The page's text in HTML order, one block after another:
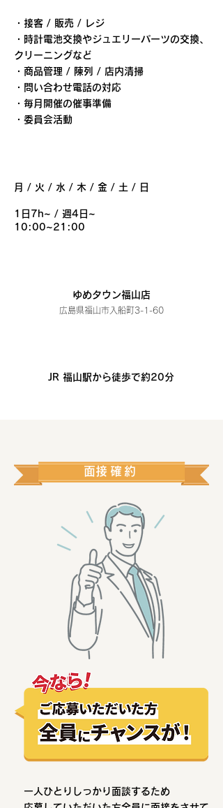
・接客 / 販売 / レジ
・時計電池交換やジュエリーパーツの交換、
クリーニングなど
・商品管理 / 陳列 / 店内清掃
・問い合わせ電話の対応
・毎月開催の催事準備
・委員会活動
月 / 火 / 水 / 木 / 金 / 土 / 日
1日7h~ / 週4日~
10:00~21:00
ゆめタウン福山店
広島県福山市入船町3-1-60
JR 福山駅から徒歩で約20分
​面接確約
一人ひとりしっかり面談するため